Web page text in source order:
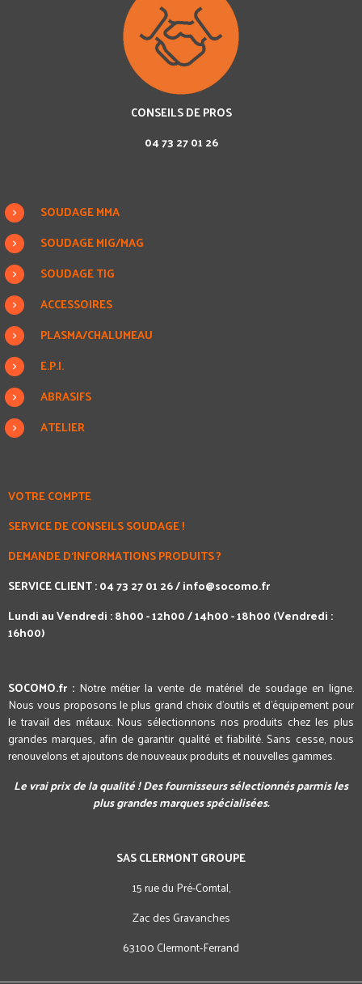
CONSEILS DE PROS
04 73 27 01 26
SOUDAGE MMA
SOUDAGE MIG/MAG
SOUDAGE TIG
ACCESSOIRES
PLASMA/CHALUMEAU
E.P.I.
ABRASIFS
ATELIER
VOTRE COMPTE
SERVICE DE CONSEILS SOUDAGE !
DEMANDE D'INFORMATIONS PRODUITS ?
SERVICE CLIENT : 04 73 27 01 26 /info@socomo.fr
Lundi au Vendredi : 8h00 - 12h00 / 14h00 - 18h00 (Vendredi :
16h00)
SOCOMO.fr : Notre métier la vente de matériel de soudage en ligne.
Nous vous proposons le plus grand choix d'outils et d'équipement pour
le travail des métaux. Nous sélectionnons nos produits chez les plus
grandes marques, afin de garantir qualité et fiabilité. Sans cesse, nous
renouvelons et ajoutons de nouveaux produits et nouvelles gammes.
Le vrai prix de la qualité ! Des fournisseurs sélectionnés parmis les
plus grandes marques spécialisées.
SAS CLERMONT GROUPE
15 rue du Pré-Comtal,
Zac des Gravanches
63100 Clermont-Ferrand